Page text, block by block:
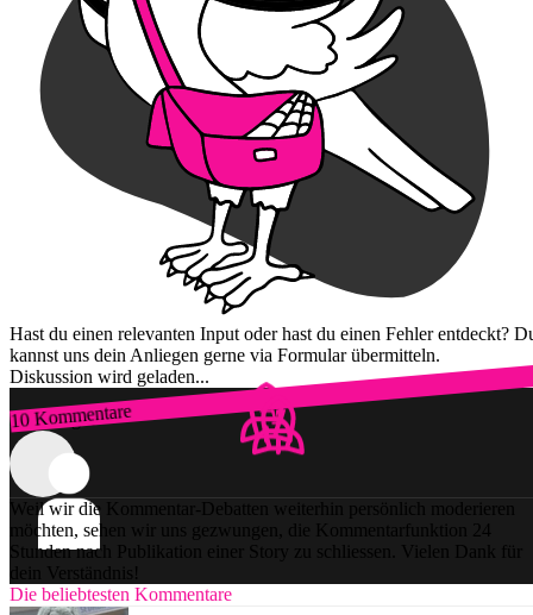
Hast du einen relevanten Input oder hast du einen Fehler entdeckt?
kannst uns dein Anliegen gerne via Formular übermitteln.
Diskussion wird geladen...
10 Kommentare
Zum Login
Weil wir die Kommentar-Debatten weiterhin persönlich moderieren
möchten, sehen wir uns gezwungen, die Kommentarfunktion 24
Stunden nach Publikation einer Story zu schliessen. Vielen Dank für
dein Verständnis!
Die beliebtesten Kommentare